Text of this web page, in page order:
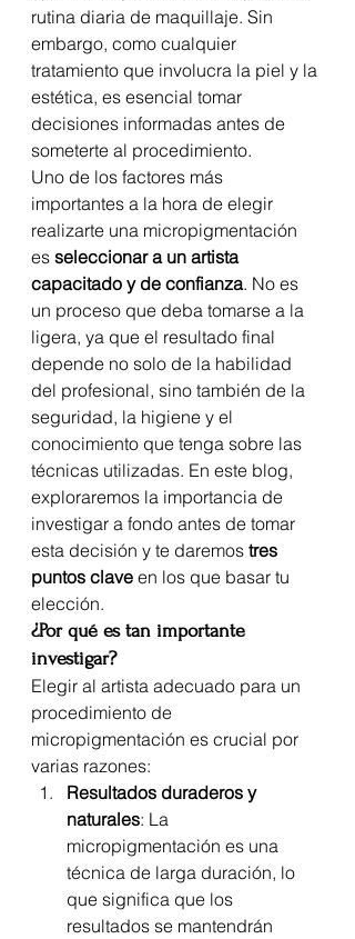
rutina diaria de maquillaje. Sin
embargo, como cualquier
tratamiento que involucra la piel y la
estética, es esencial tomar
decisiones informadas antes de
someterte al procedimiento.
Uno de los factores más
importantes a la hora de elegir
realizarte una micropigmentación
es seleccionar a un artista
capacitado y de confianza. No es
un proceso que deba tomarse a la
ligera, ya que el resultado final
depende no solo de la habilidad
del profesional, sino también de la
seguridad, la higiene y el
conocimiento que tenga sobre las
técnicas utilizadas. En este blog,
exploraremos la importancia de
investigar a fondo antes de tomar
esta decisión y te daremos tres
puntos clave en los que basar tu
elección.
¿Por qué es tan importante
investigar?
Elegir al artista adecuado para un
procedimiento de
micropigmentación es crucial por
varias razones:
Resultados duraderos y
naturales: La
micropigmentación es una
técnica de larga duración, lo
que significa que los
resultados se mantendrán